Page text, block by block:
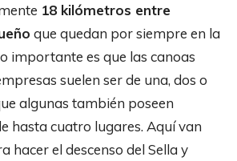
18 kilómetros entre
que quedan por siempre en la
importante es que las canoas
suelen ser de una, dos o
algunas también poseen
hasta cuatro lugares. Aquí van
hacer el descenso del Sella y